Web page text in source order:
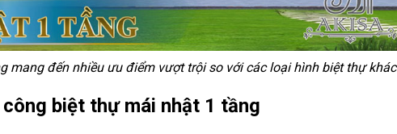
mang đến nhiều ưu điểm vượt trội so với các loại hình biệt thự khác
biệt thự mái nhật 1 tầng